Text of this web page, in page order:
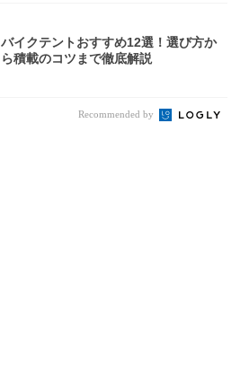
バイクテントおすすめ12選！選び方か
ら積載のコツまで徹底解説
Recommended by